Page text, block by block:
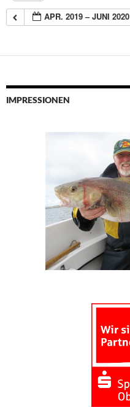
APR. 2019 – JUNI 2020
IMPRESSIONEN